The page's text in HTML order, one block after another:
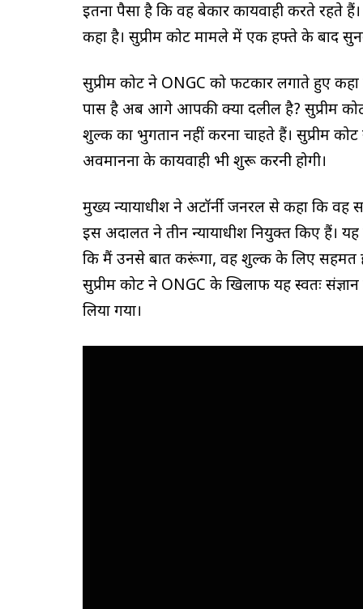
इतना पैसा है कि वह बेकार कार्यवाही करते रहते
कहा है। सुप्रीम कोर्ट मामले में एक हफ्ते के बाद
सुप्रीम कोर्ट ने ONGC को फटकार लगाते हुए
पास है अब आगे आपकी क्या दलील है? सुप्रीम
शुल्क का भुगतान नहीं करना चाहते हैं। सुप्रीम
अवमानना ​​के कार्यवाही भी शुरू करनी होगी।
मुख्य न्यायाधीश ने अटॉर्नी जनरल से कहा कि वह
इस अदालत ने तीन न्यायाधीश नियुक्त किए हैं।
कि मैं उनसे बात करूंगा, वह शुल्क के लिए सहमत
सुप्रीम कोर्ट ने ONGC के खिलाफ यह स्वतः
लिया गया।